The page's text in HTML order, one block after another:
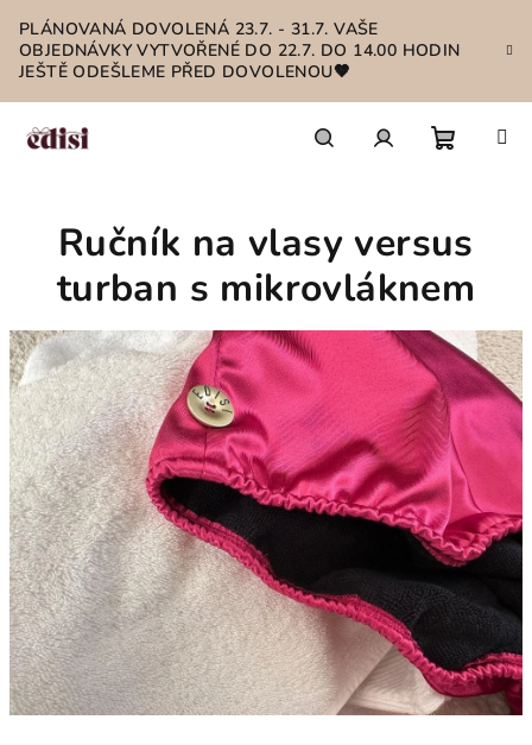
obsah
PLÁNOVANÁ DOVOLENÁ 23.7. - 31.7. VAŠE
OBJEDNÁVKY VYTVOŘENÉ DO 22.7. DO 14.00 HODIN
JEŠTĚ ODEŠLEME PŘED DOVOLENOU🤎
košík
Ručník na vlasy versus
turban s mikrovláknem